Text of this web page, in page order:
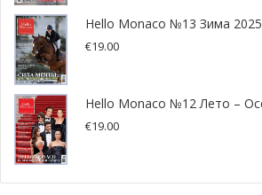
Hello Monaco №13 Зима
€19.00
Hello Monaco №12 Лето –
€19.00